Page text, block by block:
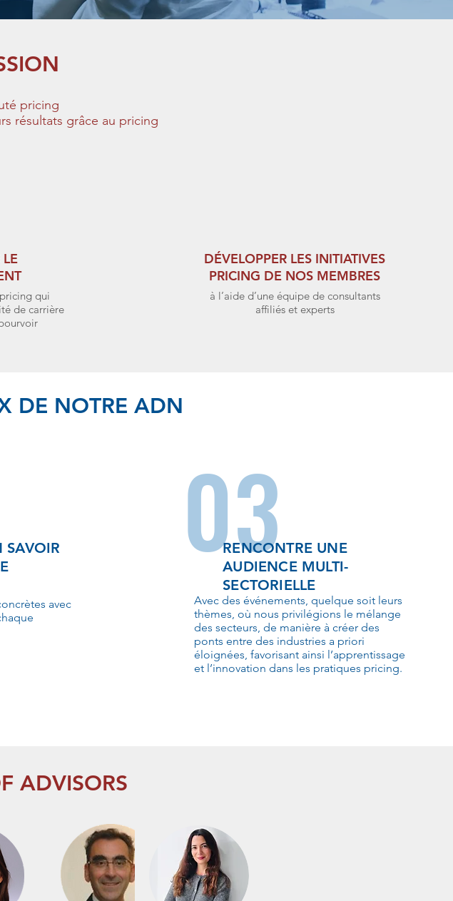
pricing
résultats grâce au pricing
LE
qui
de carrière
DÉVELOPPER LES INITIATIVES
PRICING DE NOS MEMBRES
à l’aide d’une équipe de consultants
affiliés et experts
DE NOTRE ADN
SAVOIR
avec
03
RENCONTRE UNE
AUDIENCE MULTI-
SECTORIELLE
Avec des événements, quelque soit leurs
thèmes, où nous privilégions le mélange
des secteurs, de manière à créer des
ponts entre des industries a priori
éloignées, favorisant ainsi l’apprentissage
et l’innovation dans les pratiques pricing.
ADVISORS